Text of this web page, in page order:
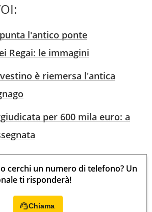
l'antico ponte
Regai: le immagini
è riemersa l'antica
per 600 mila euro: a
cerchi un numero di telefono? Un
ti risponderà!
Chiama